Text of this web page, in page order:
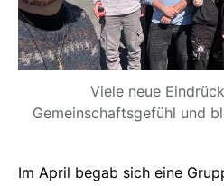
Viele neue
Gemeinschaftsgefühl und
Im April begab sich eine